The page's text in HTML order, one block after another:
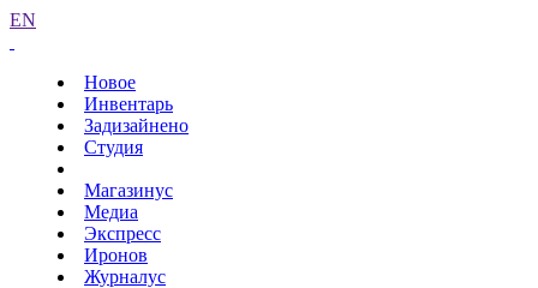
EN
Новое
Инвентарь
Задизайнено
Студия
Магазинус
Медиа
Экспресс
Иронов
Журналус